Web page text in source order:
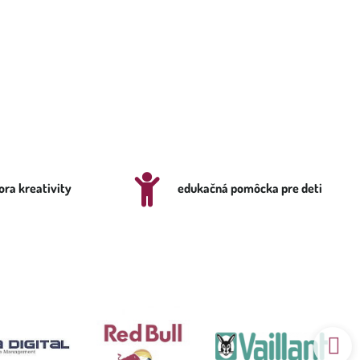
kreativity edukačná pomôcka pre deti